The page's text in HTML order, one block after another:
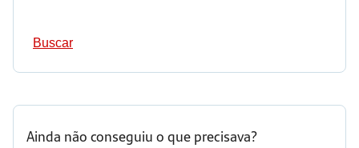
Buscar
Ainda não conseguiu o que precisava?